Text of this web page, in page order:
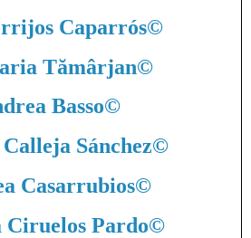
Caparrós©
Tămârjan©
Basso©
Sánchez©
Casarrubios©
Ciruelos Pardo©